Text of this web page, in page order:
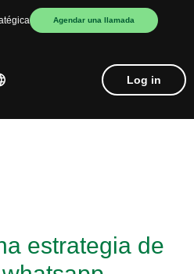
Agendar una llamada
Log in
estrategia de